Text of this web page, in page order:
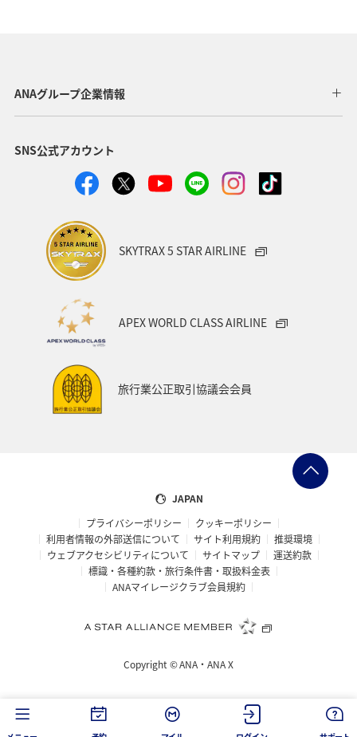
ANAグループ企業情報
SNS公式アカウント
SKYTRAX 5 STAR AIRLINE
APEX WORLD CLASS AIRLINE
旅行業公正取引協議会会員
JAPAN
プライバシーポリシー
クッキーポリシー
利用者情報の外部送信について
サイト利用規約
推奨環境
ウェブアクセシビリティについて
サイトマップ
運送約款
標識・各種約款・旅行条件書・取扱料金表
ANAマイレージクラブ会員規約
Copyright ©ANA・ANA X